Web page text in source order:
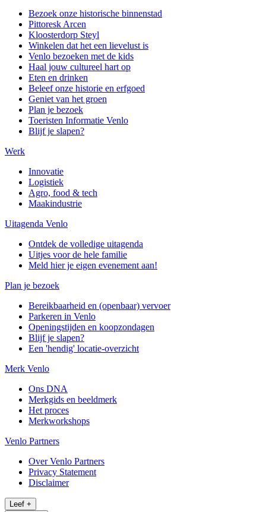
Bezoek onze historische binnenstad
Pittoresk Arcen
Kloosterdorp Steyl
Winkelen dat het een lievelust is
Venlo bezoeken met de kids
Haal jouw cultureel hart op
Eten en drinken
Beleef onze historie en erfgoed
Geniet van het groen
Plan je bezoek
Toeristen Informatie Venlo
Blijf je slapen?
Werk
Innovatie
Logistiek
Agro, food & tech
Maakindustrie
Uitagenda Venlo
Ontdek de volledige uitagenda
Uitjes voor de hele familie
Meld hier je eigen evenement aan!
Plan je bezoek
Bereikbaarheid en (openbaar) vervoer
Parkeren in Venlo
Openingstijden en koopzondagen
Blijf je slapen?
Een 'hendig' locatie-overzicht
Merk Venlo
Ons DNA
Merkgids en beeldmerk
Het proces
Merkworkshops
Venlo Partners
Over Venlo Partners
Privacy Statement
Disclaimer
Leef +